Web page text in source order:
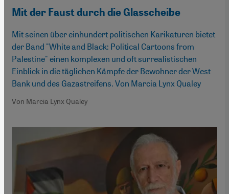
Mit der Faust durch die Glasscheibe
Mit seinen über einhundert politischen Karikaturen bietet
der Band "White and Black: Political Cartoons from
Palestine" einen komplexen und oft surrealistischen
Einblick in die täglichen Kämpfe der Bewohner der West
Bank und des Gazastreifens. Von Marcia Lynx Qualey
Von Marcia Lynx Qualey